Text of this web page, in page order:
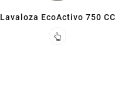
Lavaloza EcoActivo 750 CC